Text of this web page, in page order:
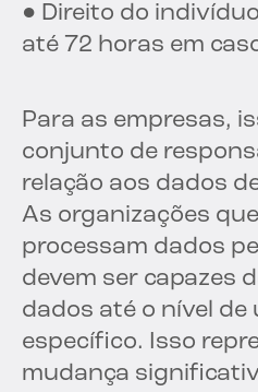
● Direito do
até 72 horas em
Para as empresas,
conjunto de
relação aos dados
As organizações
processam dados
devem ser capazes
dados até o nível de
específico. Isso
mudança